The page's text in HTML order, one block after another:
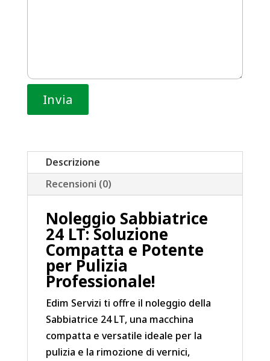
Descrizione
Recensioni (0)
Noleggio Sabbiatrice
24 LT: Soluzione
Compatta e Potente
per Pulizia
Professionale!
Edim Servizi ti offre il noleggio della
Sabbiatrice 24 LT, una macchina
compatta e versatile ideale per la
pulizia e la rimozione di vernici,